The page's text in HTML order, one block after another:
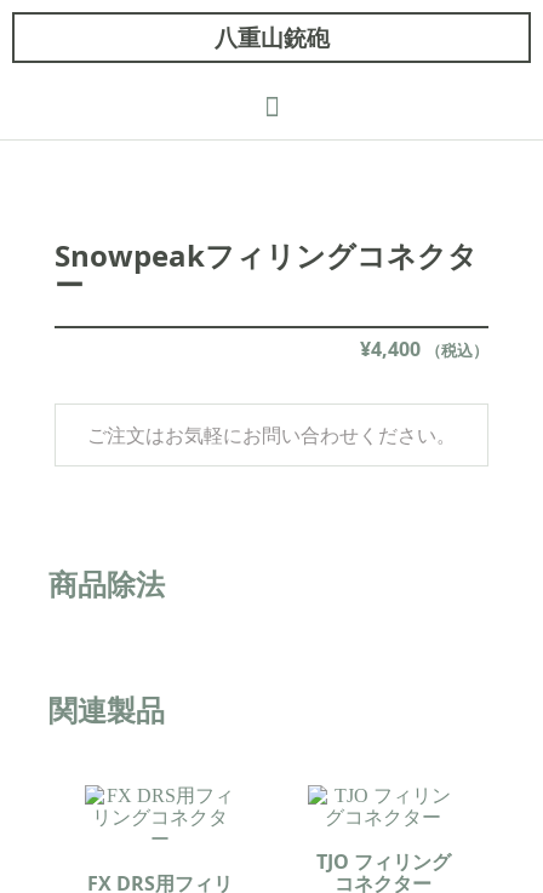
八重山銃砲
Snowpeakフィリングコネクタ
ー
¥4,400 （税込）
ご注文はお気軽にお問い合わせください。
商品除法
関連製品
FX DRS用フィリ
TJO フィリング
コネクター